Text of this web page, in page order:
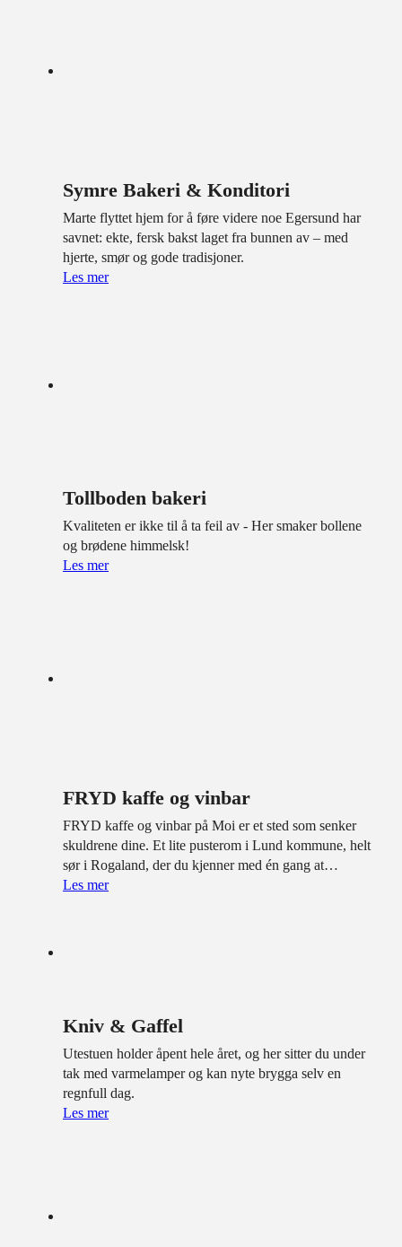
Symre Bakeri & Konditori
Marte flyttet hjem for å føre videre noe Egersund har
savnet: ekte, fersk bakst laget fra bunnen av – med
hjerte, smør og gode tradisjoner.
Les mer
Tollboden bakeri
Kvaliteten er ikke til å ta feil av - Her smaker bollene
og brødene himmelsk!
Les mer
FRYD kaffe og vinbar
FRYD kaffe og vinbar på Moi er et sted som senker
skuldrene dine. Et lite pusterom i Lund kommune, helt
sør i Rogaland, der du kjenner med én gang at…
Les mer
Kniv & Gaffel
Utestuen holder åpent hele året, og her sitter du under
tak med varmelamper og kan nyte brygga selv en
regnfull dag.
Les mer